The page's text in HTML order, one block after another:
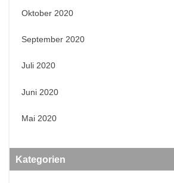
Oktober 2020
September 2020
Juli 2020
Juni 2020
Mai 2020
Kategorien